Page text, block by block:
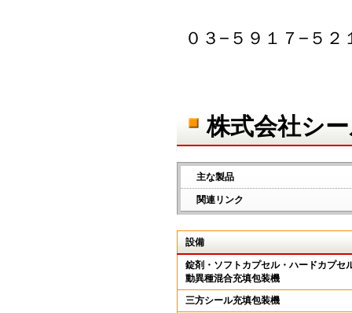
０３−５９１７−５２
株式会社シ
主な製品
関連リンク
設備
錠剤・ソフトカプセル・ハードカプセ
動異種混合充填包装機
三方シール充填包装機